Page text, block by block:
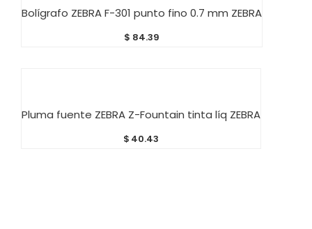
Bolígrafo ZEBRA F-301 punto fino 0.7 mm ZEBRA
$ 84.39
Pluma fuente ZEBRA Z-Fountain tinta líq ZEBRA
$ 40.43